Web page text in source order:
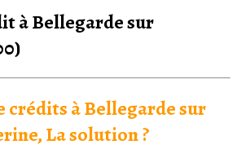
à Bellegarde sur
crédits à Bellegarde sur
La solution ?